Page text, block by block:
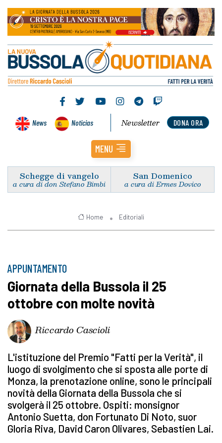
News Noticias DONA ORA
Newsletter
MENU
Schegge di vangelo
a cura di don Stefano Bimbi
San Domenico
a cura di Ermes Dovico
Home Editoriali
APPUNTAMENTO
Giornata della Bussola il 25
ottobre con molte novità
Riccardo Cascioli
L'istituzione del Premio "Fatti per la Verità", il
luogo di svolgimento che si sposta alle porte di
Monza, la prenotazione online, sono le principali
novità della Giornata della Bussola che si
svolgerà il 25 ottobre. Ospiti: monsignor
Antonio Suetta, don Fortunato Di Noto, suor
Gloria Riva, David Caron Olivares, Sebastien Lai.